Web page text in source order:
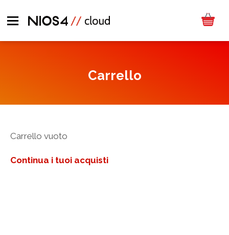
Carrello
Carrello vuoto
Continua i tuoi acquisti